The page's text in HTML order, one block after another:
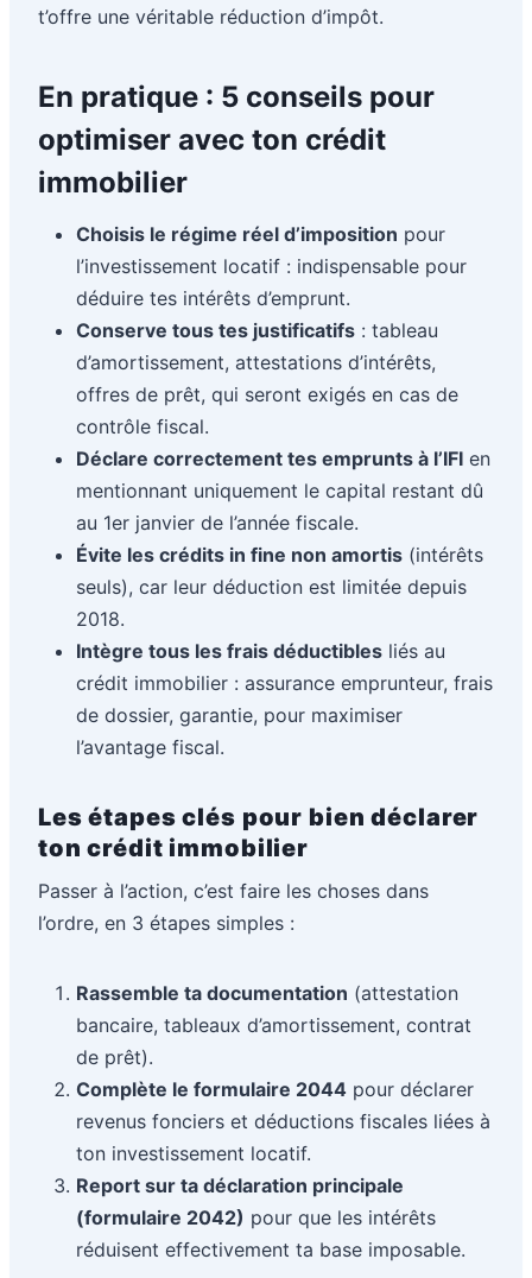
t’offre une véritable réduction d’impôt.
En pratique : 5 conseils pour
optimiser avec ton crédit
immobilier
Choisis le régime réel d’imposition pour
l’investissement locatif : indispensable pour
déduire tes intérêts d’emprunt.
Conserve tous tes justificatifs : tableau
d’amortissement, attestations d’intérêts,
offres de prêt, qui seront exigés en cas de
contrôle fiscal.
Déclare correctement tes emprunts à l’IFI en
mentionnant uniquement le capital restant dû
au 1er janvier de l’année fiscale.
Évite les crédits in fine non amortis (intérêts
seuls), car leur déduction est limitée depuis
2018.
Intègre tous les frais déductibles liés au
crédit immobilier : assurance emprunteur, frais
de dossier, garantie, pour maximiser
l’avantage fiscal.
Les étapes clés pour bien déclarer
ton crédit immobilier
Passer à l’action, c’est faire les choses dans
l’ordre, en 3 étapes simples :
Rassemble ta documentation (attestation
bancaire, tableaux d’amortissement, contrat
de prêt).
Complète le formulaire 2044 pour déclarer
revenus fonciers et déductions fiscales liées à
ton investissement locatif.
Report sur ta déclaration principale
(formulaire 2042) pour que les intérêts
réduisent effectivement ta base imposable.